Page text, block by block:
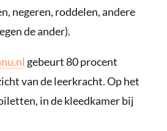
negeren, roddelen, andere
de ander).
gebeurt 80 procent
van de leerkracht. Op het
in de kleedkamer bij